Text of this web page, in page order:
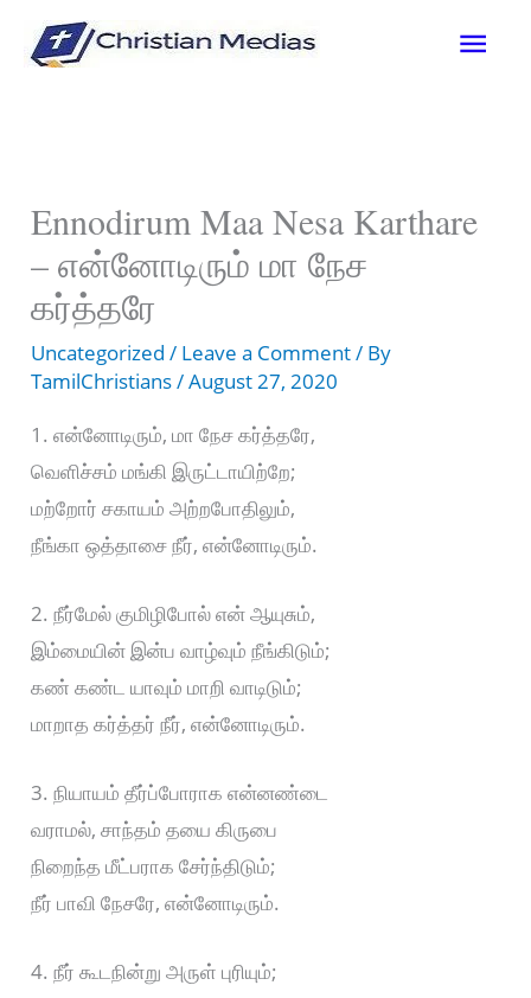
Ennodirum Maa Nesa Karthare
– என்னோடிரும் மா நேச
கர்த்தரே
Uncategorized / Leave a Comment/ By
TamilChristians/August 27, 2020
1. என்னோடிரும், மா நேச கர்த்தரே,
வெளிச்சம் மங்கி இருட்டாயிற்றே;
மற்றோர் சகாயம் அற்றபோதிலும்,
நீங்கா ஒத்தாசை நீர், என்னோடிரும்.
2. நீர்மேல் குமிழிபோல் என் ஆயுசும்,
இம்மையின் இன்ப வாழ்வும் நீங்கிடும்;
கண் கண்ட யாவும் மாறி வாடிடும்;
மாறாத கர்த்தர் நீர், என்னோடிரும்.
3. நியாயம் தீர்ப்போராக என்னண்டை
வராமல், சாந்தம் தயை கிருபை
நிறைந்த மீட்பராக சேர்ந்திடும்;
நீர் பாவி நேசரே, என்னோடிரும்.
4. நீர் கூடநின்று அருள் புரியும்;